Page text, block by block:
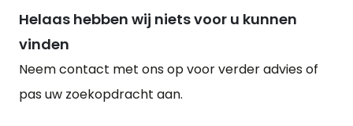
Helaas hebben wij niets voor u kunnen
vinden
Neem contact met ons op voor verder advies of
pas uw zoekopdracht aan.